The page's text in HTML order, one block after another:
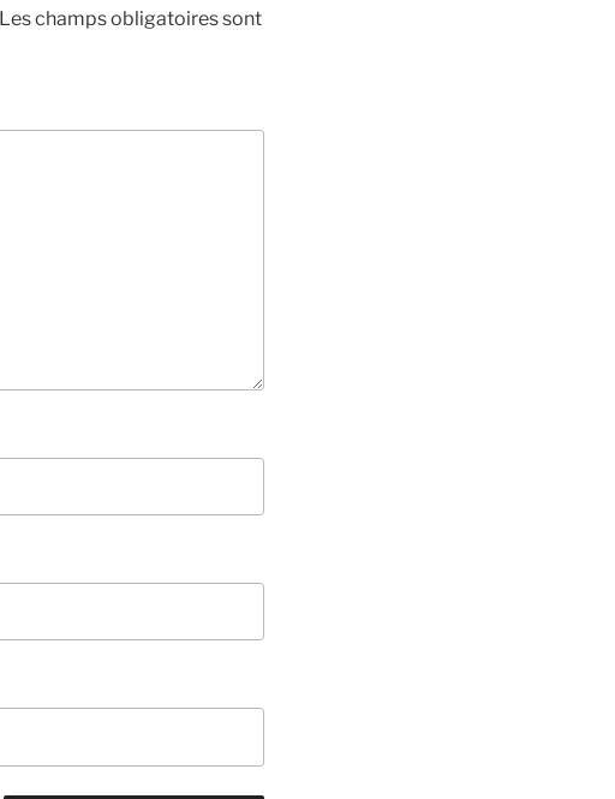
Les champs obligatoires sont